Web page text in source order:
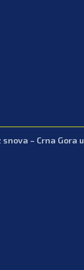
snova – Crna